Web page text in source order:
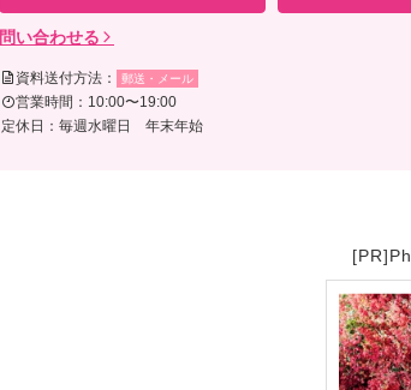
問い合わせる
資料送付方法： 郵送・メール
営業時間：10:00〜19:00
定休日：毎週水曜日 年末年始